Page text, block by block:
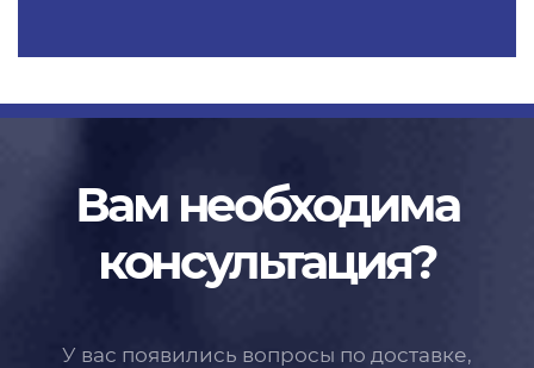
Вам необходима
консультация?
У вас появились вопросы по доставке,